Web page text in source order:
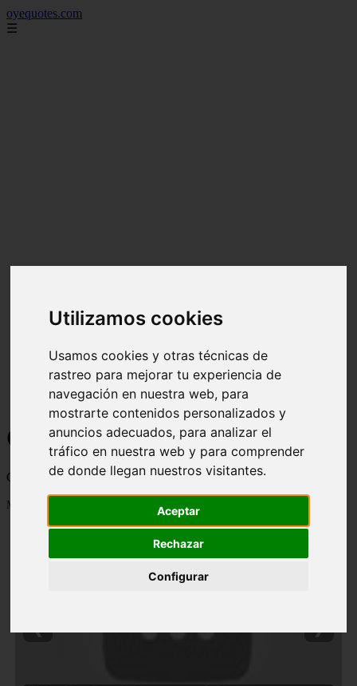
Utilizamos cookies
Usamos cookies y otras técnicas de
rastreo para mejorar tu experiencia de
navegación en nuestra web, para
mostrarte contenidos personalizados y
anuncios adecuados, para analizar el
tráfico en nuestra web y para comprender
de donde llegan nuestros visitantes.
Aceptar
Rechazar
Configurar
oyequotes.com
☰
Curiosidades y Sabias que
Cosas curiosas, curiosidades, noticias impactantes y mucho mas
Mostrando 1 - 24 de 2838 artículos